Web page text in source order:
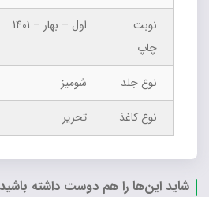
نوبت
چاپ
اول – بهار – 1401
نوع جلد
شومیز
نوع کاغذ
تحریر
شاید این‌ها را هم دوست داشته باشید